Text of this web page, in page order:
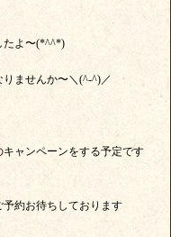
たよ〜(*^^*)
ませんか〜＼(^-^)／
ャンペーンをする予定です
約お待ちしております